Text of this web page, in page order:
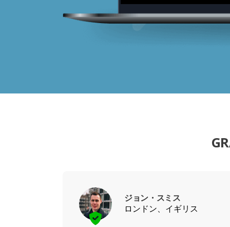
ジョン・スミス
ロンドン、イギリス